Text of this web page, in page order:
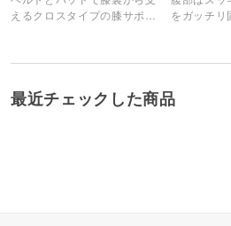
えるクロスタイプの膝サポー
をガッチリ
最近チェックした商品